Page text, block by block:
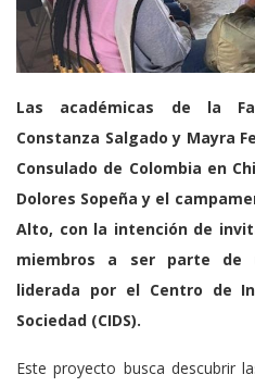
Las académicas de la
Constanza Salgado y Mayra
Consulado de Colombia en
Dolores Sopeña y el
Alto, con la intención de
miembros a ser parte de
liderada por el Centro de
Sociedad (CIDS).
Este proyecto busca descubrir